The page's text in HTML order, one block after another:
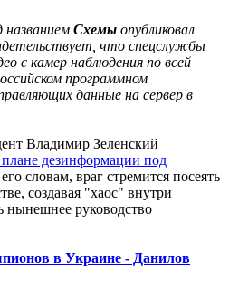
названием Схемы опубликовал
что спецслужбы
с камер наблюдения по всей
программном
данные на сервер в
Владимир Зеленский
дезинформации под
словам, враг стремится посеять
создавая "хаос" внутри
нынешнее руководство
в Украине - Данилов